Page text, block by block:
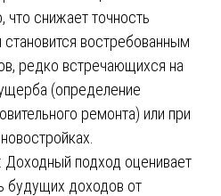
что снижает точность
востребованным
редко встречающихся на
(определение
ремонта) или при
: Доходный подход оценивает
будущих доходов от